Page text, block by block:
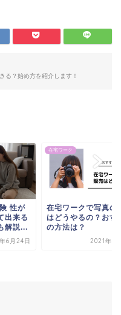
る？始め方を紹介します！
性が
出来る
解説...
6月24日
在宅ワーク
在宅ワークで写真の
はどうやるの？おす
の方法は？
2021年6